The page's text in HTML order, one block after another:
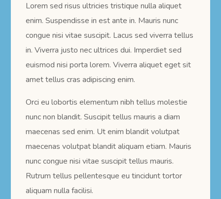
Lorem sed risus ultricies tristique nulla aliquet
enim. Suspendisse in est ante in. Mauris nunc
congue nisi vitae suscipit. Lacus sed viverra tellus
in. Viverra justo nec ultrices dui. Imperdiet sed
euismod nisi porta lorem. Viverra aliquet eget sit
amet tellus cras adipiscing enim.
Orci eu lobortis elementum nibh tellus molestie
nunc non blandit. Suscipit tellus mauris a diam
maecenas sed enim. Ut enim blandit volutpat
maecenas volutpat blandit aliquam etiam. Mauris
nunc congue nisi vitae suscipit tellus mauris.
Rutrum tellus pellentesque eu tincidunt tortor
aliquam nulla facilisi.